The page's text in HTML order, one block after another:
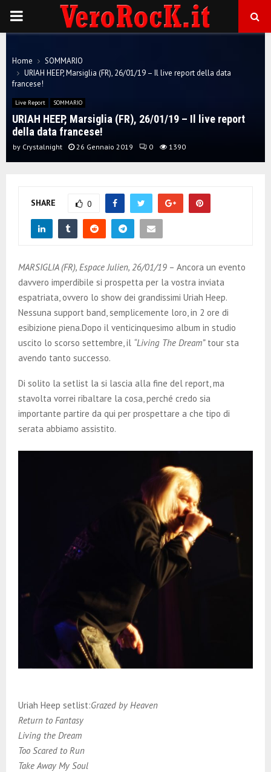
P
I
M
A
N
U
Home
SOMMARIO
URIAH HEEP, Marsiglia (FR), 26/01/19 – Il live report della data
francese!
Live Report SOMMARIO
URIAH HEEP, Marsiglia (FR), 26/01/19 – Il live report
della data francese!
by Crystalnight 26 Gennaio 2019 0 1390
SHARE 0
MARSIGLIA (FR), Espace Julien, 26/01/19 – Ancora un evento
davvero imperdibile si prospetta per la vostra inviata
espatriata, ovvero lo show dei grandissimi Uriah Heep.
Nessuna support band, semplicemente loro, in 2 ore di
esibizione piena.Dopo il venticinquesimo album in studio
uscito lo scorso settembre, il “Living The Dream”tour sta
avendo tanto successo.
Di solito la setlist la si lascia alla fine del report, ma
stavolta vorrei ribaltare la cosa, perché credo sia
importante partire da qui per prospettare a che tipo di
serata abbiamo assistito.
Uriah Heep setlist:Grazed by Heaven
Return to Fantasy
Living the Dream
Too Scared to Run
Take Away My Soul